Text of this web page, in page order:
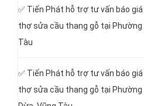
✅ Tiến Phát hỗ trợ tư vấn báo giá
thợ sửa cầu thang gỗ tại Phường
Tàu
✅ Tiến Phát hỗ trợ tư vấn báo giá
thợ sửa cầu thang gỗ tại Phường